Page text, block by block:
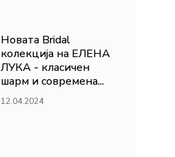
Новата Bridal
колекција на ЕЛЕНА
ЛУКА - класичен
шарм и современа...
12.04.2024